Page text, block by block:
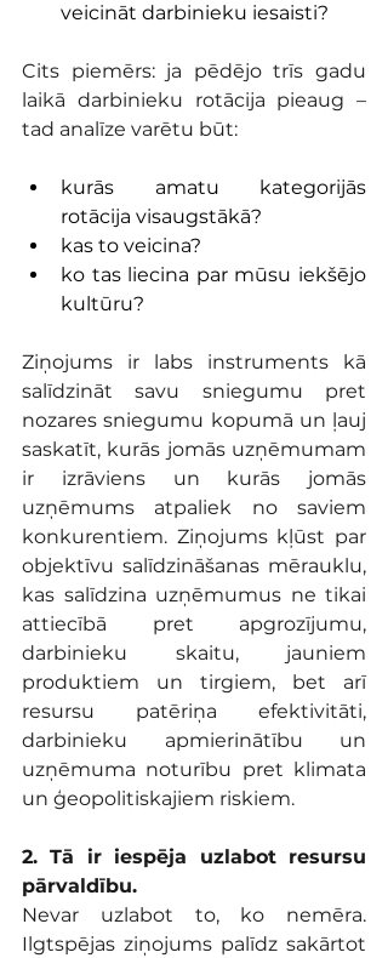
veicināt darbinieku iesaisti?
Cits piemērs: ja pēdējo trīs gadu
laikā darbinieku rotācija pieaug –
tad analīze varētu būt:
kurās amatu kategorijās
rotācija visaugstākā?
kas to veicina?
ko tas liecina par mūsu iekšējo
kultūru?
Ziņojums ir labs instruments kā
salīdzināt savu sniegumu pret
nozares sniegumu kopumā un ļauj
saskatīt, kurās jomās uzņēmumam
ir izrāviens un kurās jomās
uzņēmums atpaliek no saviem
konkurentiem. Ziņojums kļūst par
objektīvu salīdzināšanas mērauklu,
kas salīdzina uzņēmumus ne tikai
attiecībā pret apgrozījumu,
darbinieku skaitu, jauniem
produktiem un tirgiem, bet arī
resursu patēriņa efektivitāti,
darbinieku apmierinātību un
uzņēmuma noturību pret klimata
un ģeopolitiskajiem riskiem.
2. Tā ir iespēja uzlabot resursu
pārvaldību.
Nevar uzlabot to, ko nemēra.
Ilgtspējas ziņojums palīdz sakārtot